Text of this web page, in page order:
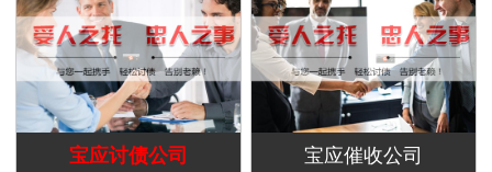
宝应讨债公司 宝应催收公司